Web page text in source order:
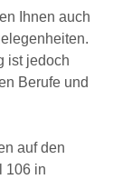
Ihnen auch
ist jedoch
Berufe und
auf den
106 in